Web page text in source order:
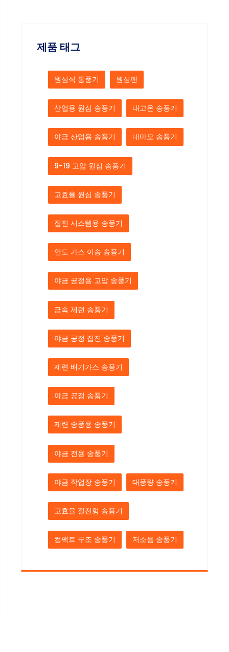
제품 태그
원심식 통풍기 원심팬
산업용 원심 송풍기 내고온 송풍기
야금 산업용 송풍기 내마모 송풍기
9-19 고압 원심 송풍기
고효율 원심 송풍기
집진 시스템용 송풍기
연도 가스 이송 송풍기
야금 공정용 고압 송풍기
금속 제련 송풍기
야금 공정 집진 송풍기
제련 배기가스 송풍기
야금 공정 송풍기
제련 송풍용 송풍기
야금 전용 송풍기
야금 작업장 송풍기 대풍량 송풍기
고효율 절전형 송풍기
컴팩트 구조 송풍기 저소음 송풍기